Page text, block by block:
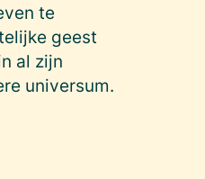
te
geest
al zijn
universum.